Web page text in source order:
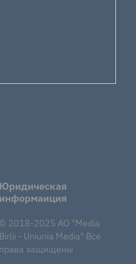
Юридическая
информаиция
© 2018-2025 AO "Media
Birlii - Uniunia Media" Все
права защищены